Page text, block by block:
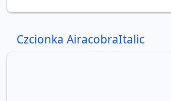
Czcionka AiracobraItalic